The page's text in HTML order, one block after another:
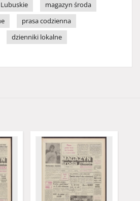
Lubuskie
magazyn środa
prasa codzienna
dzienniki lokalne